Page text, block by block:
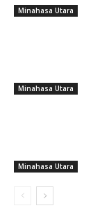
Minahasa Utara
Minahasa Utara
Minahasa Utara